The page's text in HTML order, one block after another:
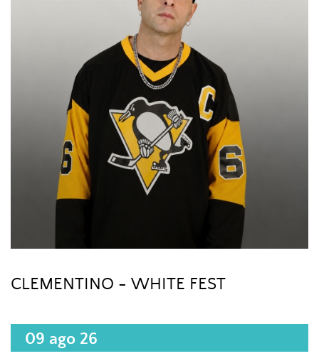
CLEMENTINO - WHITE FEST
09 ago 26